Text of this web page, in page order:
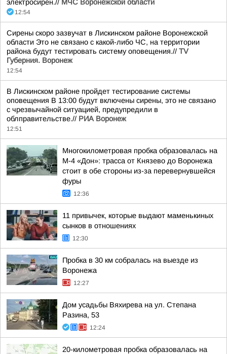
электросирен.// МЧС Воронежской области
12:54
Сирены скоро зазвучат в Лискинском районе Воронежской
области Это не связано с какой-либо ЧС, на территории
района будут тестировать систему оповещения.// TV
Губерния. Воронеж
12:54
В Лискинском районе пройдет тестирование системы
оповещения В 13:00 будут включены сирены, это не связано
с чрезвычайной ситуацией, предупредили в
облправительстве.// РИА Воронеж
12:51
Многокилометровая пробка образовалась на
М-4 «Дон»: трасса от Князево до Воронежа
стоит в обе стороны из-за перевернувшейся
фуры
12:36
11 привычек, которые выдают маменькиных
сынков в отношениях
12:30
Пробка в 30 км собралась на выезде из
Воронежа
12:27
Дом усадьбы Вяхирева на ул. Степана
Разина, 53
12:24
20-километровая пробка образовалась на